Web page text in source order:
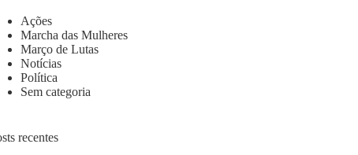
Ações
Marcha das Mulheres
Março de Lutas
Notícias
Política
Sem categoria
recentes